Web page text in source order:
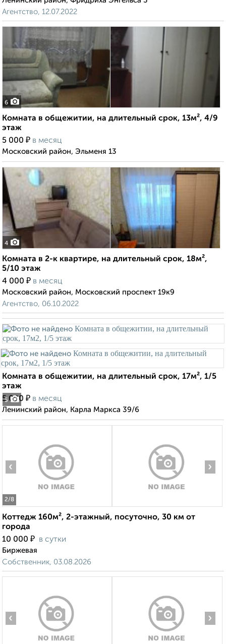
Агентство, 12.07.2022
6
Комната в общежитии, на длительный срок, 13м², 4/9
этаж
5 000 ₽ в месяц
Московский район, Эльменя 13
4
Комната в 2-к квартире, на длительный срок, 18м²,
5/10 этаж
4 000 ₽ в месяц
Московский район, Московский проспект 19к9
Агентство, 06.10.2022
5
Комната в общежитии, на длительный срок, 17м², 1/5
этаж
5 000 ₽ в месяц
Ленинский район, Карла Маркса 39/6
2/8
‹ ›
Коттедж 160м², 2-этажный, посуточно, 30 км от
города
10 000 ₽ в сутки
Биржевая
Собственник, 03.08.2026
‹ ›